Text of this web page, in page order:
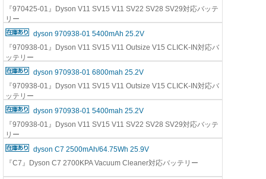
『970425-01』Dyson V11 SV15 V11 SV22 SV28 SV29対応バッテ
リー
dyson 970938-01 5400mAh 25.2V
『970938-01』Dyson V11 SV15 V11 Outsize V15 CLICK-IN対応バ
ッテリー
dyson 970938-01 6800mah 25.2V
『970938-01』Dyson V11 SV15 V11 Outsize V15 CLICK-IN対応バ
ッテリー
dyson 970938-01 5400mah 25.2V
『970938-01』Dyson V11 SV15 V11 SV22 SV28 SV29対応バッテ
リー
dyson C7 2500mAh/64.75Wh 25.9V
『C7』Dyson C7 2700KPA Vacuum Cleaner対応バッテリー